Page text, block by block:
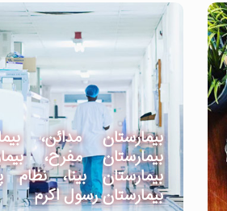
بیمارستان مدائن،
بیمارستان مفرح،
بیمارستان بینا،
بیمارستان رسول اکرم